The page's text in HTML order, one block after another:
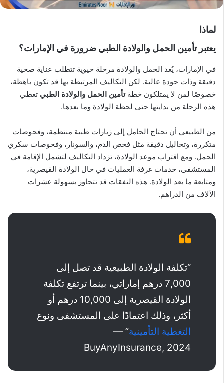
ن
لماذا
يعتبرتأمين الحمل والولادة الطبي ضرورة في الإمارات؟
في الإمارات، يُعد الحمل والولادة مرحلة حيوية تتطلب عناية صحية
دقيقة وذات جودة عالية. لكن التكاليف المرتبطة بها قد تكون باهظة،
خصوصًا لمن لا يمتلكون خطةتأمين الحمل والولادة الطبي تغطي
هذه الرحلة من بدايتها حتى لحظة الولادة وما بعدها.
من الطبيعي أن تحتاج الحامل إلى زيارات طبية منتظمة، وفحوصات
متكررة، وتحاليل دقيقة مثل فحص الدم، والسونار، وفحوصات سكري
الحمل. ومع اقتراب موعد الولادة، تزداد التكاليف لتشمل الإقامة في
المستشفى، خدمات غرفة العمليات في حال الولادة القيصرية،
ومتابعة ما بعد الولادة. هذه النفقات قد تتجاوز بسهولة عشرات
الآلاف من الدراهم.
“تكلفة الولادة الطبيعية قد تصل إلى
7,000 درهم إماراتي، بينما ترتفع تكلفة
الولادة القيصرية إلى 10,000 درهم أو
أكثر، وذلك اعتمادًا على المستشفى ونوع
التغطية التأمينية” —
BuyAnyInsurance, 2024